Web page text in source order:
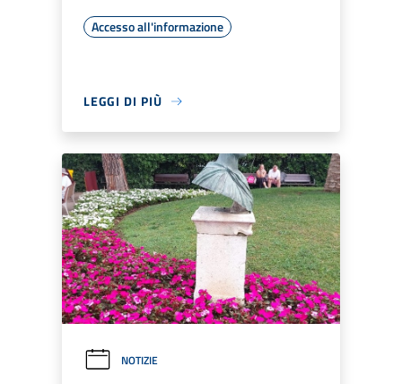
Accesso all'informazione
LEGGI DI PIÙ
NOTIZIE